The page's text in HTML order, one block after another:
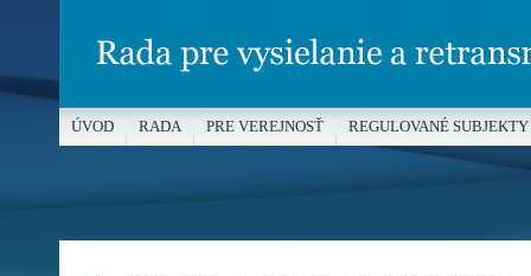
ÚVOD RADA PRE VEREJNOSŤ REGULOVANÉ SUBJEKTY